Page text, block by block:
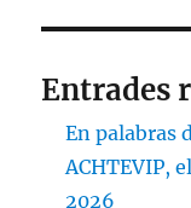
Entrades
En palabras
ACHTEVIP,
2026